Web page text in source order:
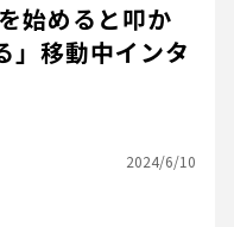
始めると叩か
移動中インタ
2024/6/10